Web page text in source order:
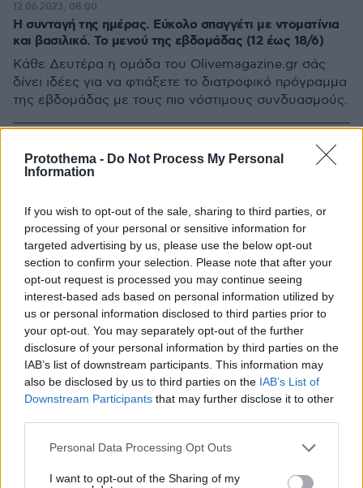
Protothema - Do Not Process My Personal
Information
If you wish to opt-out of the sale, sharing to third parties, or
processing of your personal or sensitive information for
targeted advertising by us, please use the below opt-out
section to confirm your selection. Please note that after your
opt-out request is processed you may continue seeing
interest-based ads based on personal information utilized by
us or personal information disclosed to third parties prior to
your opt-out. You may separately opt-out of the further
disclosure of your personal information by third parties on the
IAB’s list of downstream participants. This information may
also be disclosed by us to third parties on the IAB’s List of
Downstream Participants that may further disclose it to other
Please note that this website/app uses one or more Google
not limited to your visit or usage behaviour. You may click to
Personal Data Processing Opt Outs
I want to opt-out of the Sharing of my
Η συνταγή της ημέρας. Εύκολο σπαγγέτι με ντοματίνια
και βασιλικό. Το μενού της εβδομάδας (12 έως 18/6)
Κάθε Δευτέρα η ομάδα του Olivemagazine.gr σάς
δίνει ιδέες για να φτιάξετε το διατροφικό πρόγραμμα
της εβδομάδας με τους πιο νόστιμους συνδυασμούς.
12.06.2023, 08:00